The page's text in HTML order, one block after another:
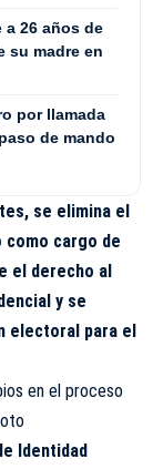
a 26 años de
su madre en
por llamada
de mando
se elimina el
como cargo de
el derecho al
y se
electoral para el
en el proceso
Identidad